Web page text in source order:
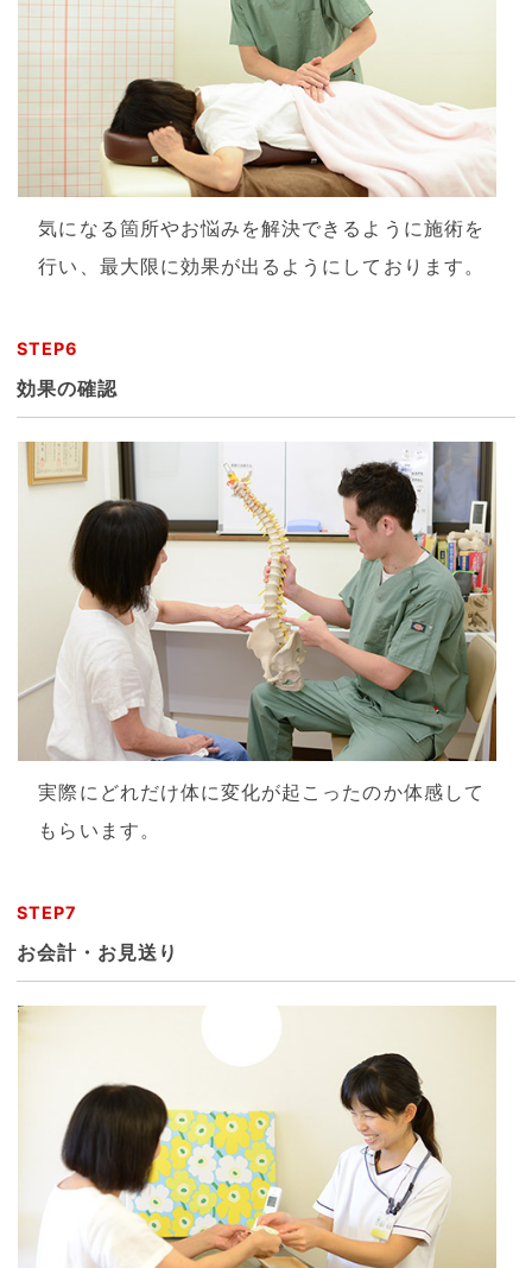
気になる箇所やお悩みを解決できるように施術を
行い、最大限に効果が出るようにしております。
STEP6
効果の確認
実際にどれだけ体に変化が起こったのか体感して
もらいます。
STEP7
お会計・お見送り